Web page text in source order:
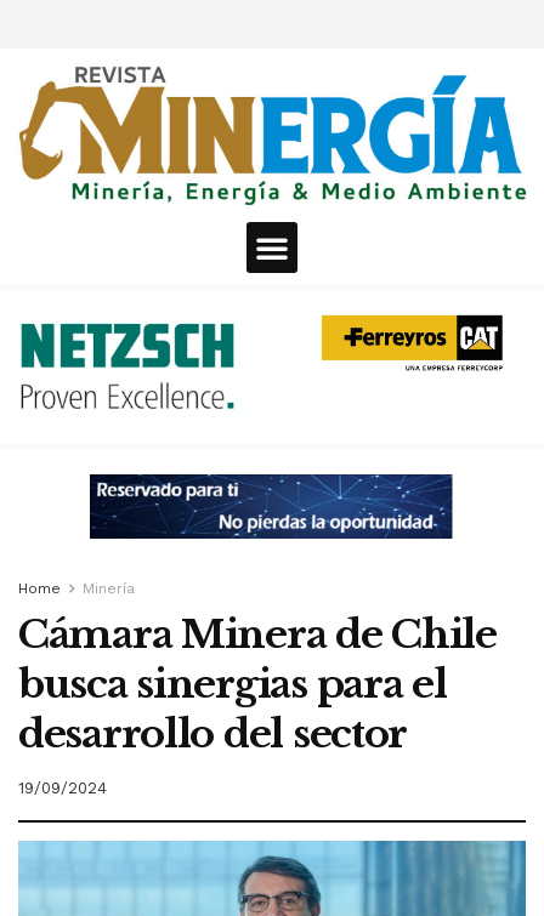
Home Minería
Cámara Minera de Chile
busca sinergias para el
desarrollo del sector
19/09/2024